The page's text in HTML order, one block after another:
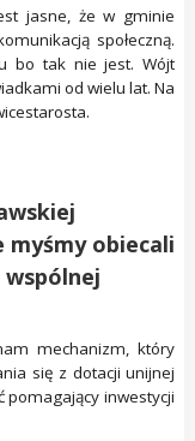
jasne, że w gminie
społeczną.
bo tak nie jest. Wójt
od wielu lat. Na
obiecali
wspólnej
mechanizm, który
się z dotacji unijnej
inwestycji